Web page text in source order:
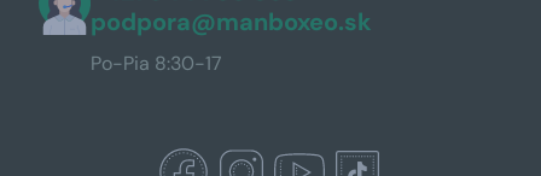
podpora@manboxeo.sk
Po-Pia 8:30-17